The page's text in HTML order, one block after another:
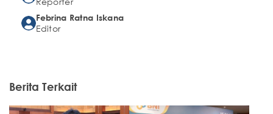
Febrina Ratna Iskana
Editor
Berita Terkait